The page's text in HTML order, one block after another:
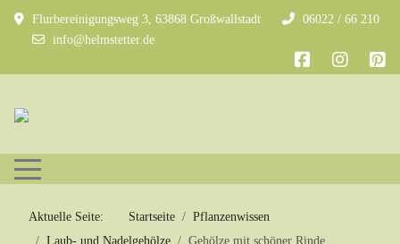
Flurbereinigungsweg 3, 63868 Großwallstadt
06022 / 66 210
info@helmstetter.de
Mobile Menu Toggle
Aktuelle Seite: Startseite
Pflanzenwissen
Laub- und Nadelgehölze
Gehölze mit schöner Rinde